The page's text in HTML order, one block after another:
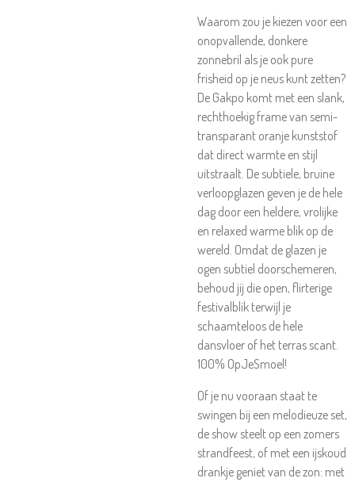
Waarom zou je kiezen voor een
onopvallende, donkere
zonnebril als je ook pure
frisheid op je neus kunt zetten?
De Gakpo komt met een slank,
rechthoekig frame van semi-
transparant oranje kunststof
dat direct warmte en stijl
uitstraalt. De subtiele, bruine
verloopglazen geven je de hele
dag door een heldere, vrolijke
en relaxed warme blik op de
wereld. Omdat de glazen je
ogen subtiel doorschemeren,
behoud jij die open, flirterige
festivalblik terwijl je
schaamteloos de hele
dansvloer of het terras scant.
100% OpJeSmoel!
Of je nu vooraan staat te
swingen bij een melodieuze set,
de show steelt op een zomers
strandfeest, of met een ijskoud
drankje geniet van de zon: met